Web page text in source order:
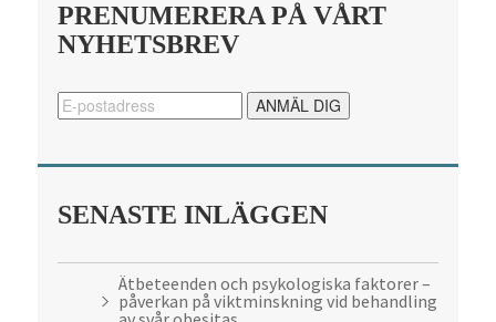
PRENUMERERA PÅ VÅRT
NYHETSBREV
SENASTE INLÄGGEN
Ätbeteenden och psykologiska faktorer –
påverkan på viktminskning vid behandling